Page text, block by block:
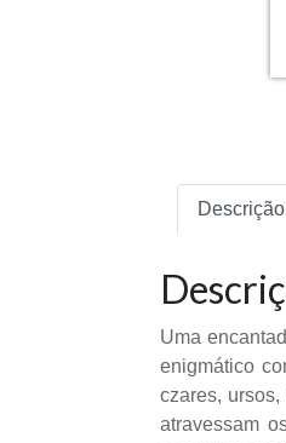
Descrição
Uma
enigmático
czares,
atravessam